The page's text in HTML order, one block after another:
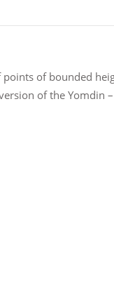
of bounded
of the Yomdin